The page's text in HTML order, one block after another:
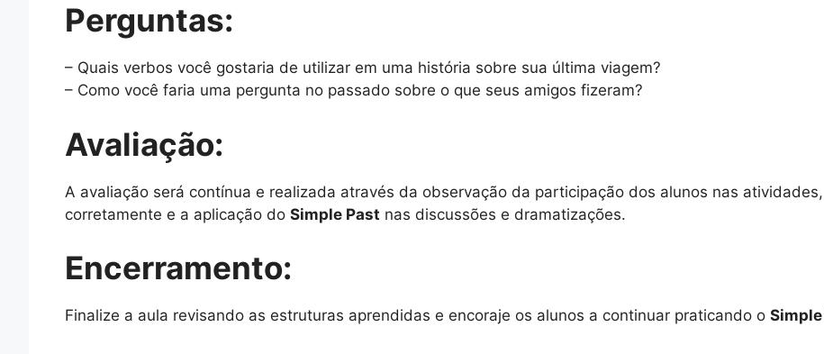
Perguntas:
– Quais verbos você gostaria de utilizar em uma história sobre sua última viagem?
– Como você faria uma pergunta no passado sobre o que seus amigos fizeram?
Avaliação:
A avaliação será contínua e realizada através da observação da participação dos alunos nas
corretamente e a aplicação do Simple Past nas discussões e dramatizações.
Encerramento:
Finalize a aula revisando as estruturas aprendidas e encoraje os alunos a continuar praticando o